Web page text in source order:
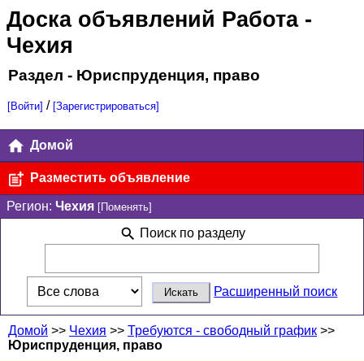
Доска объявлений Работа-
Чехия
Раздел - Юриспруденция, право
[Войти] / [Зарегистрироваться]
Домой
Разместить объявление
Регион: Чехия [Поменять]
Поиск по разделу
Расширенный поиск
Домой >> Чехия >> Требуются - свободный график >>
Юриспруденция, право